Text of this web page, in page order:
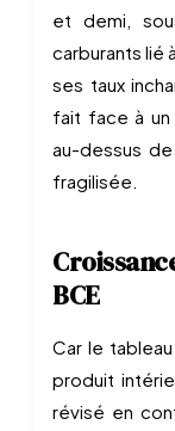
et demi,
carburants lié
ses taux
fait face à un
au-dessus
fragilisée.
BCE
Car le
produit
révisé en